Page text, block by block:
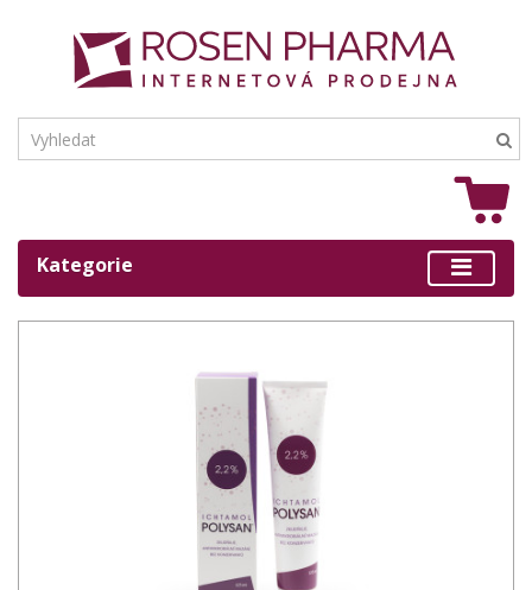
Kategorie